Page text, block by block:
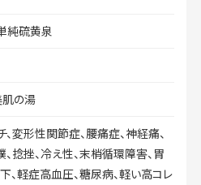
単純硫黄泉
肌の湯
、変形性関節症、腰痛症、神経痛、
、捻挫、冷え性、末梢循環障害、胃
、軽症高血圧、糖尿病、軽い高コレ